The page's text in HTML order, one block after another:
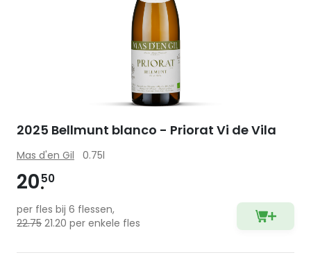
2025 Bellmunt blanco - Priorat Vi de Vila
Mas d'en Gil 0.75l
2050
per fles bij 6 flessen,
22.75 21.20 per enkele fles